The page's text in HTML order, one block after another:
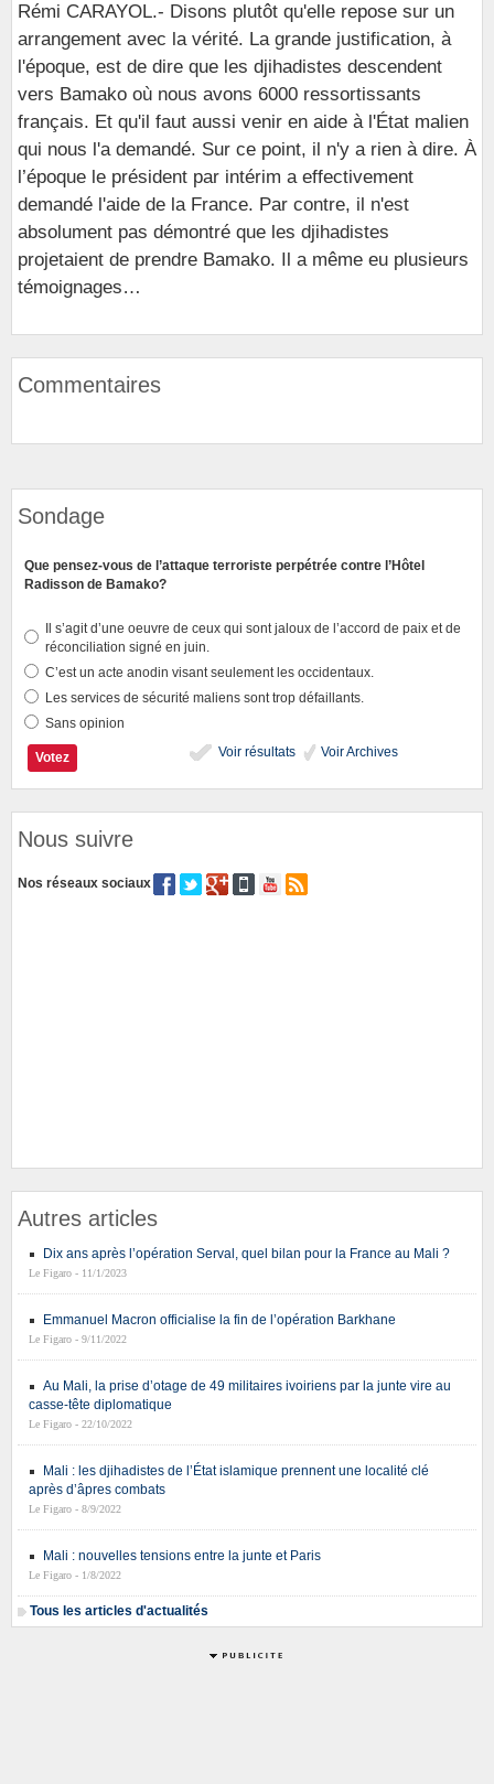
Rémi CARAYOL.- Disons plutôt qu'elle repose sur un
arrangement avec la vérité. La grande justification, à
l'époque, est de dire que les djihadistes descendent
vers Bamako où nous avons 6000 ressortissants
français. Et qu'il faut aussi venir en aide à l'État malien
qui nous l'a demandé. Sur ce point, il n'y a rien à dire. À
l’époque le président par intérim a effectivement
demandé l'aide de la France. Par contre, il n'est
absolument pas démontré que les djihadistes
projetaient de prendre Bamako. Il a même eu plusieurs
témoignages…
Commentaires
Sondage
Que pensez-vous de l’attaque terroriste perpétrée contre l’Hôtel
Radisson de Bamako?
Il s’agit d’une oeuvre de ceux qui sont jaloux de l’accord de paix et de
réconciliation signé en juin.
C’est un acte anodin visant seulement les occidentaux.
Les services de sécurité maliens sont trop défaillants.
Sans opinion
Voir résultats
Voir Archives
Nous suivre
Nos réseaux sociaux
Autres articles
Dix ans après l’opération Serval, quel bilan pour la France au Mali ?
Le Figaro - 11/1/2023
Emmanuel Macron officialise la fin de l’opération Barkhane
Le Figaro - 9/11/2022
Au Mali, la prise d’otage de 49 militaires ivoiriens par la junte vire au
casse-tête diplomatique
Le Figaro - 22/10/2022
Mali : les djihadistes de l’État islamique prennent une localité clé
après d’âpres combats
Le Figaro - 8/9/2022
Mali : nouvelles tensions entre la junte et Paris
Le Figaro - 1/8/2022
Tous les articles d'actualités